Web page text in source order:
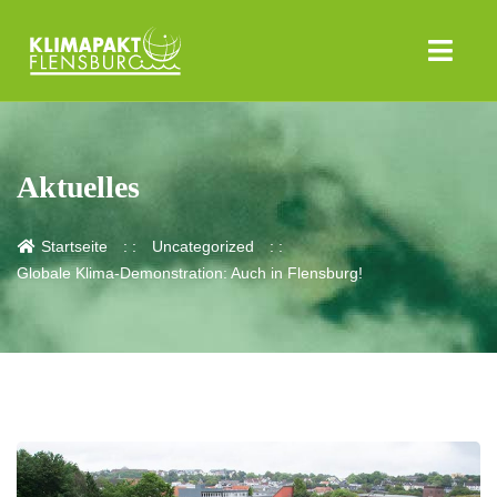
Aktuelles
Startseite
Uncategorized
Globale Klima-Demonstration: Auch in Flensburg!